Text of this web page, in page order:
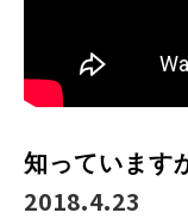
知っています
2018.4.23